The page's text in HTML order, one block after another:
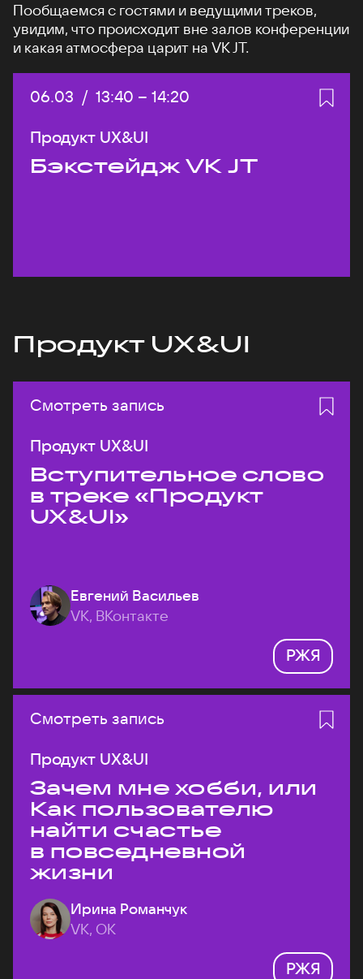
Пообщаемся с гостями и ведущими треков,
увидим, что происходит вне залов конференции
и какая атмосфера царит на VK JT.
Дата:
06.03 / Начало:
13:40 – Конец:
14:20
Продукт UX&UI
Бэкстейдж VK JT
Продукт UX&UI
Смотреть запись
Продукт UX&UI
Вступительное слово
в треке «Продукт
UX&UI»
Евгений Васильев
VK, ВКонтакте
РЖЯ
Смотреть запись
Продукт UX&UI
Зачем мне хобби, или
Как пользователю
найти счастье
в повседневной
жизни
Ирина Романчук
VK, ОК
РЖЯ